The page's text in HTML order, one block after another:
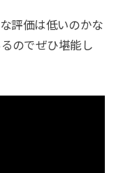
評価は低いのかな
のでぜひ堪能し